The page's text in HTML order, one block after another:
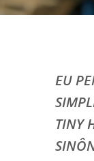
EU
TINY